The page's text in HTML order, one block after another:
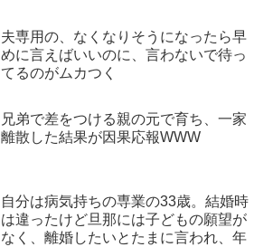
夫専用の、なくなりそうになったら早
めに言えばいいのに、言わないで待っ
てるのがムカつく
兄弟で差をつける親の元で育ち、一家
離散した結果が因果応報WWW
自分は病気持ちの専業の33歳。結婚時
は違ったけど旦那には子どもの願望が
なく、離婚したいとたまに言われ、年